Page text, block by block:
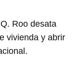
Roo desata
vivienda y abrir